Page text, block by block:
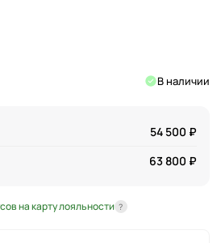
В наличии
54 500 ₽
63 800 ₽
на карту лояльности ?